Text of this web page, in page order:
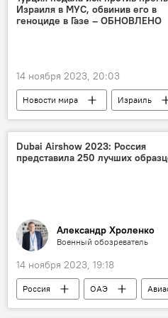
Бельгия
Израиля в МУС, обвинив его в
геноциде в Газе – ОБНОВЛЕНО
14 ноября 2023, 20:03
Новости мира Израиль
Политика
Международный
Ближний Восток
Нетаньяху
сектор Газа
Dubai Airshow 2023: Россия
представила 250 лучших
Александр Хроленко
Военный обозреватель
14 ноября 2023, 19:18
Россия ОАЭ
Дубай
ВКС России